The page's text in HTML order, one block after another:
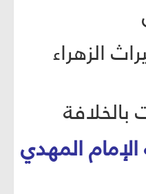
الزهراء
بالخلافة
المهدي